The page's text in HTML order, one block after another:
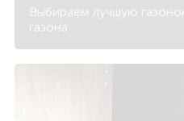
Выбираем лучшую
газона